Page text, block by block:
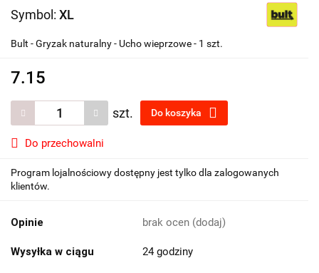
Symbol: XL
Bult - Gryzak naturalny - Ucho wieprzowe - 1 szt.
7.15
szt. Do koszyka
Do przechowalni
Program lojalnościowy dostępny jest tylko dla zalogowanych
klientów.
Opinie brak ocen (dodaj)
Wysyłka w ciągu 24 godziny